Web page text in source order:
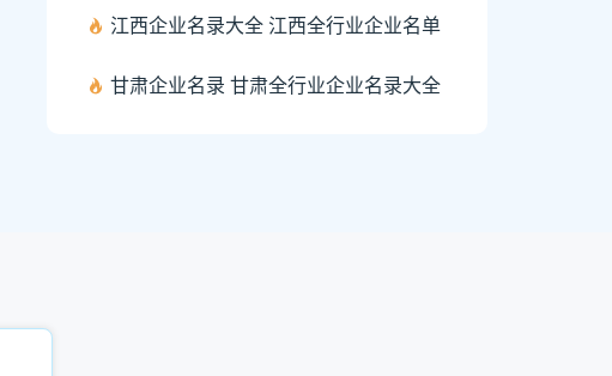
江西企业名录大全 江西全行业企业名单
甘肃企业名录 甘肃全行业企业名录大全